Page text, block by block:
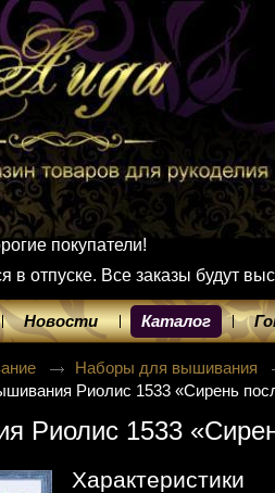
покупатели!
отпуске. Все заказы будут
Новости Каталог
Наборы для вышивания
Риолис 1533 «Сирень
Риолис 1533
Характеристики